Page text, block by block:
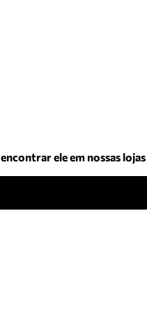
encontrar ele em nossas lojas